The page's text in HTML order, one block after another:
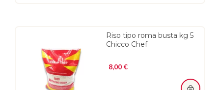
Riso tipo roma busta kg 5
Chicco Chef
8,00 €